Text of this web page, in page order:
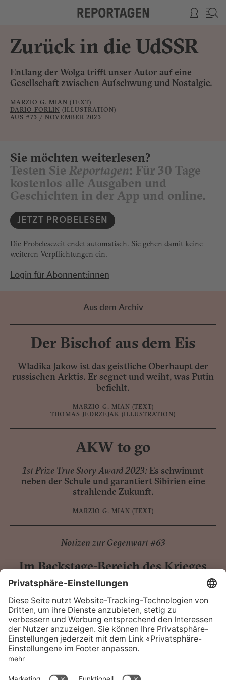
Zurück in die UdSSR
Entlang der Wolga trifft unser Autor auf eine
Gesellschaft zwischen Aufschwung und Nostalgie.
MARZIO G. MIAN (TEXT)
DARIO FORLIN (ILLUSTRATION)
AUS #73 / NOVEMBER 2023
Sie möchten weiterlesen?
Testen Sie Reportagen: Für 30 Tage
kostenlos alle Ausgaben und
Geschichten in der App und online.
JETZT PROBELESEN
Die Probelesezeit endet automatisch. Sie gehen damit keine
weiteren Verpflichtungen ein.
Login für Abonnent:innen
Aus dem Archiv
Der Bischof aus dem Eis
Wladika Jakow ist das geistliche Oberhaupt der
russischen Arktis. Er segnet und weiht, was Putin
befiehlt.
MARZIO G. MIAN (TEXT)
THOMAS JEDRZEJAK (ILLUSTRATION)
AKW to go
1st Prize True Story Award 2023:Es schwimmt
neben der Schule und garantiert Sibirien eine
strahlende Zukunft.
MARZIO G. MIAN (TEXT)
Notizen zur Gegenwart #63
Im Backstage-Bereich des Krieges
Auf der Halbinsel Kola, in dieser abgelegenen und
erbarmungslos kalten Landschaft, steht das,
womit der Kremlchef die Welt bedroht: 2000 bis
3000 nach Westen gerichtete Atomsprengköpfe.
MARZIO G. MIAN (TEXT)
Support
Vertrieb